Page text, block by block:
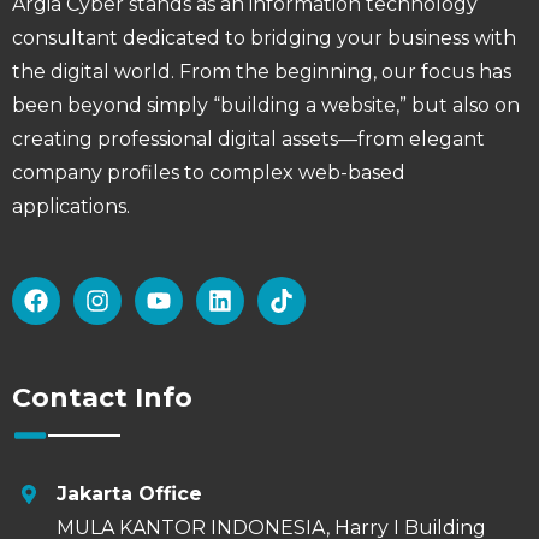
consultant dedicated to bridging your business with
the digital world. From the beginning, our focus has
been beyond simply “building a website,” but also on
creating professional digital assets—from elegant
company profiles to complex web-based
applications.
Contact Info
Jakarta Office
MULA KANTOR INDONESIA, Harry I Building